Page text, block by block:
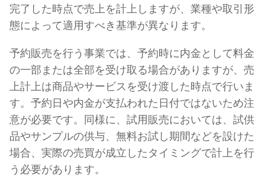
完了した時点で売上を計上しますが、業種や取引形
態によって適用すべき基準が異なります。
予約販売を行う事業では、予約時に内金として料金
の一部または全部を受け取る場合がありますが、売
上計上は商品やサービスを受け渡した時点で行いま
す。予約日や内金が支払われた日付ではないため注
意が必要です。同様に、試用販売においては、試供
品やサンプルの供与、無料お試し期間などを設けた
場合、実際の売買が成立したタイミングで計上を行
う必要があります。